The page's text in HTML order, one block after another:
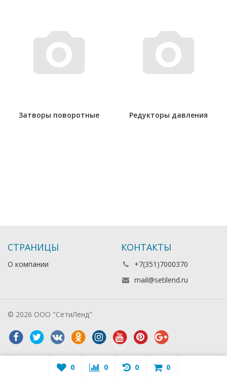
Затворы поворотные Редукторы давления
СТРАНИЦЫ
О компании
КОНТАКТЫ
+7(351)7000370
mail@setilend.ru
© 2026 ООО "СетиЛенд"
0 0 0 0